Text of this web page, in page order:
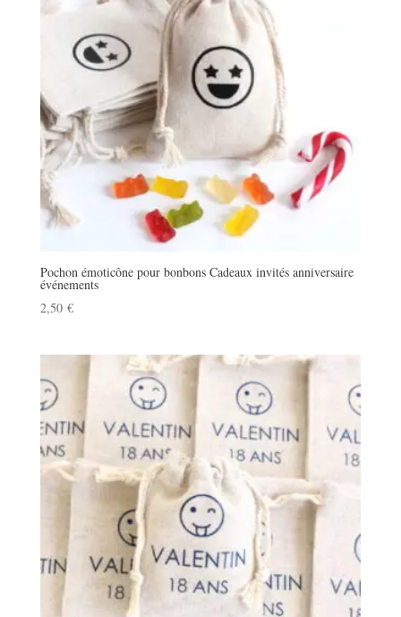
Pochon émoticône pour bonbons Cadeaux invités anniversaire
événements
2,50 €